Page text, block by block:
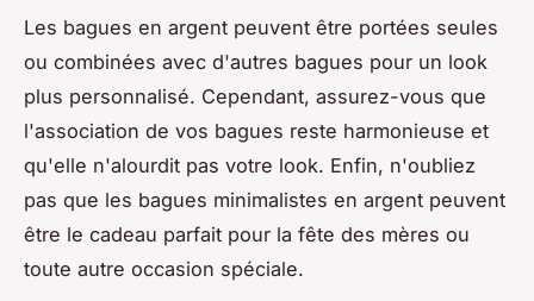
Les bagues en argent peuvent être portées seules
ou combinées avec d'autres bagues pour un look
plus personnalisé. Cependant, assurez-vous que
l'association de vos bagues reste harmonieuse et
qu'elle n'alourdit pas votre look. Enfin, n'oubliez
pas que les bagues minimalistes en argent peuvent
être le cadeau parfait pour la fête des mères ou
toute autre occasion spéciale.